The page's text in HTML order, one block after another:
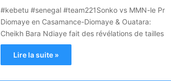
#kebetu #senegal #team221Sonko vs MMN-le Pr
Diomaye en Casamance-Diomaye & Ouatara:
Cheikh Bara Ndiaye fait des révélations de tailles
Lire la suite »